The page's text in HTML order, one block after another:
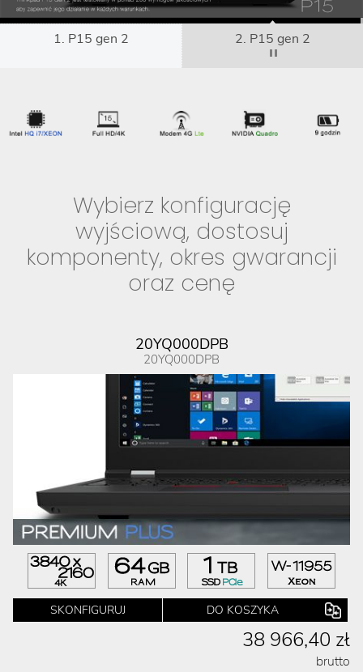
1. P15 gen 2 2. P15 gen 2
Wybierz konfigurację
wyjściową, dostosuj
komponenty, okres gwarancji
oraz cenę
20YQ000DPB
20YQ000DPB
SKONFIGURUJ DO KOSZYKA
38 966,40 zł
brutto